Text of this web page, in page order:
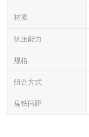
材质
抗压能力
规格
组合方式
扁铁间距